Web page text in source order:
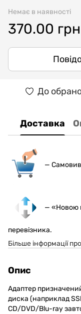
Немає в наявності
370.00 грн
До
Доставка
— С
— «Новою
перевізника.
Більше інформації
Опис
Адаптер
диска (наприклад
CD/DVD/Blu-ray